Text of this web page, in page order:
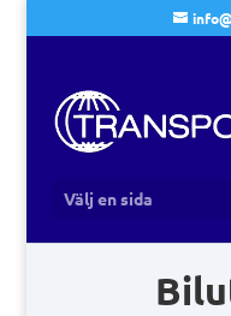
Välj en sida